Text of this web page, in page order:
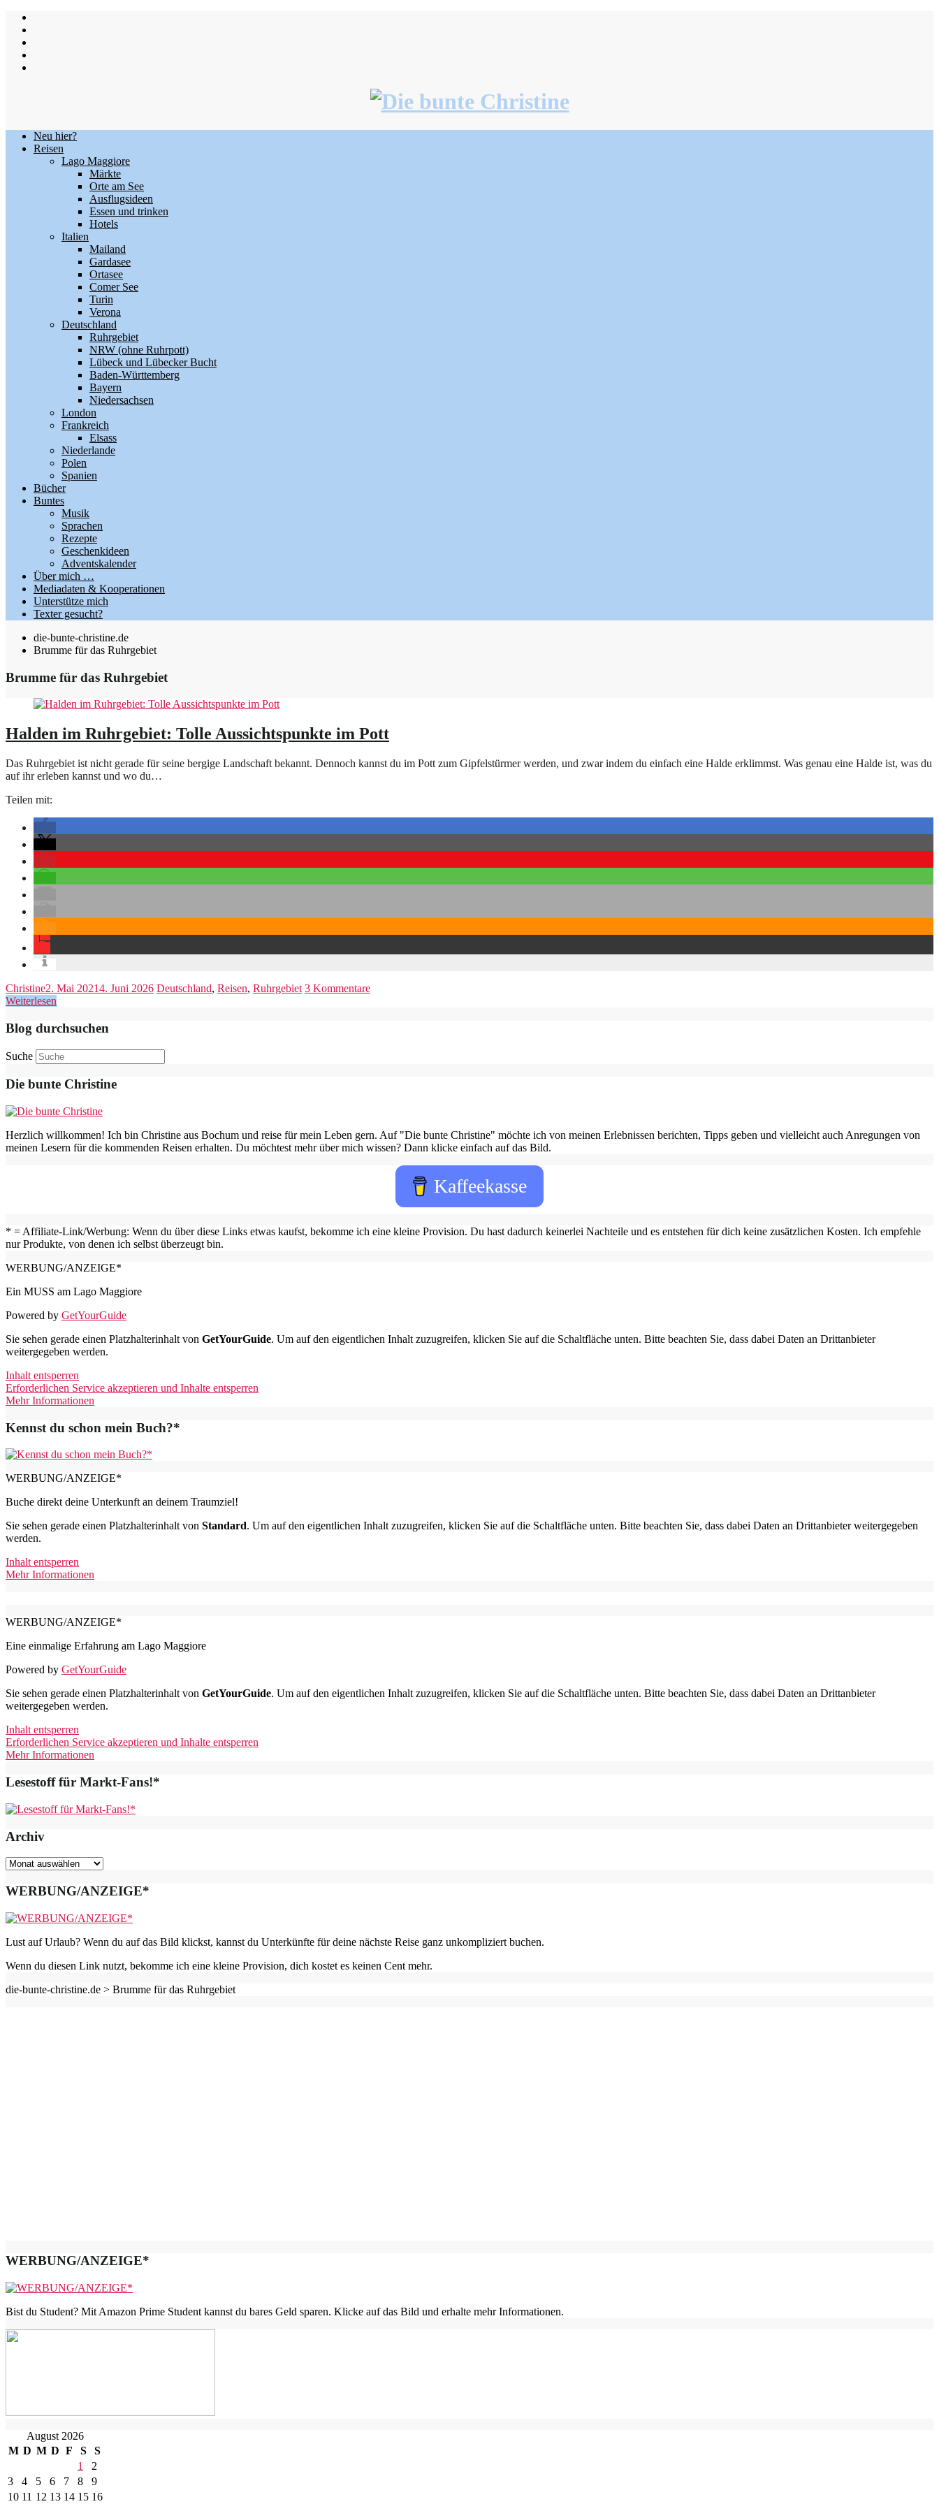
Skip
content
Neu hier?
Reisen
Lago Maggiore
Märkte
Orte am See
Ausflugsideen
Essen und trinken
Hotels
Italien
Mailand
Gardasee
Ortasee
Comer See
Turin
Verona
Deutschland
Ruhrgebiet
NRW (ohne Ruhrpott)
Lübeck und Lübecker Bucht
Baden-Württemberg
Bayern
Niedersachsen
London
Frankreich
Elsass
Niederlande
Polen
Spanien
Bücher
Buntes
Musik
Sprachen
Rezepte
Geschenkideen
Adventskalender
Über mich …
Mediadaten & Kooperationen
Unterstütze mich
Texter gesucht?
die-bunte-christine.de
Brumme für das Ruhrgebiet
Brumme für das Ruhrgebiet
Halden im Ruhrgebiet: Tolle Aussichtspunkte im Pott
Das Ruhrgebiet ist nicht gerade für seine bergige Landschaft bekannt. Dennoch kannst du im Pott zum Gipfelstürmer werden, und zwar indem du einfach eine Halde erklimmst. Was genau eine Halde ist, was du
auf ihr erleben kannst und wo du…
Teilen mit:
Christine2. Mai 20214. Juni 2026 Deutschland, Reisen, Ruhrgebiet 3 Kommentare
Weiterlesen
Blog durchsuchen
Suche
Die bunte Christine
Herzlich willkommen! Ich bin Christine aus Bochum und reise für mein Leben gern. Auf "Die bunte Christine" möchte ich von meinen Erlebnissen berichten, Tipps geben und vielleicht auch Anregungen von
meinen Lesern für die kommenden Reisen erhalten. Du möchtest mehr über mich wissen? Dann klicke einfach auf das Bild.
Kaffeekasse
* = Affiliate-Link/Werbung: Wenn du über diese Links etwas kaufst, bekomme ich eine kleine Provision. Du hast dadurch keinerlei Nachteile und es entstehen für dich keine zusätzlichen Kosten. Ich empfehle
nur Produkte, von denen ich selbst überzeugt bin.
WERBUNG/ANZEIGE*
Ein MUSS am Lago Maggiore
Powered by GetYourGuide
Sie sehen gerade einen Platzhalterinhalt von GetYourGuide. Um auf den eigentlichen Inhalt zuzugreifen, klicken Sie auf die Schaltfläche unten. Bitte beachten Sie, dass dabei Daten an Drittanbieter
weitergegeben werden.
Inhalt entsperren
Erforderlichen Service akzeptieren und Inhalte entsperren
Mehr Informationen
Kennst du schon mein Buch?*
WERBUNG/ANZEIGE*
Buche direkt deine Unterkunft an deinem Traumziel!
Sie sehen gerade einen Platzhalterinhalt von Standard. Um auf den eigentlichen Inhalt zuzugreifen, klicken Sie auf die Schaltfläche unten. Bitte beachten Sie, dass dabei Daten an Drittanbieter weitergegeben
werden.
Inhalt entsperren
Mehr Informationen
WERBUNG/ANZEIGE*
Eine einmalige Erfahrung am Lago Maggiore
Powered by GetYourGuide
Sie sehen gerade einen Platzhalterinhalt von GetYourGuide. Um auf den eigentlichen Inhalt zuzugreifen, klicken Sie auf die Schaltfläche unten. Bitte beachten Sie, dass dabei Daten an Drittanbieter
weitergegeben werden.
Inhalt entsperren
Erforderlichen Service akzeptieren und Inhalte entsperren
Mehr Informationen
Lesestoff für Markt-Fans!*
Archiv
Archiv
WERBUNG/ANZEIGE*
Lust auf Urlaub? Wenn du auf das Bild klickst, kannst du Unterkünfte für deine nächste Reise ganz unkompliziert buchen.
Wenn du diesen Link nutzt, bekomme ich eine kleine Provision, dich kostet es keinen Cent mehr.
die-bunte-christine.de > Brumme für das Ruhrgebiet
WERBUNG/ANZEIGE*
Bist du Student? Mit Amazon Prime Student kannst du bares Geld sparen. Klicke auf das Bild und erhalte mehr Informationen.
August 2026
M D M D F S
S
1
2
3
4 5 6 7 8
9
10 11 12 13 14 15 16